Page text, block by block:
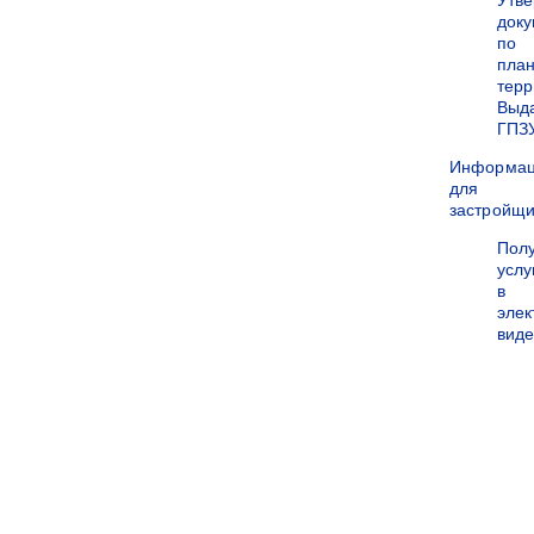
по
для
в
виде